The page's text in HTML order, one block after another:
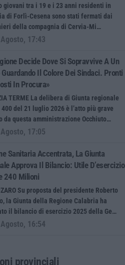
giovani tra i 19 e i 23 anni residenti in
di Forlì-Cesena sono stati fermati dai
della compagnia di Cervia-Mi…
17:43
Decide Dove Si Sopravvive A Un
Il Colore Dei Sindaci. Pronti
In Procura»
TERME La delibera di Giunta regionale
400 del 21 luglio 2026 è l’atto più grave
da questa amministrazione Occhiuto…
17:05
Sanitaria Accentrata, La Giunta
Approva Il Bilancio: Utile D’esercizio
240 Milioni
Su proposta del presidente Roberto
la Giunta della Regione Calabria ha
il bilancio di esercizio 2025 della Ge…
16:54
provinciali